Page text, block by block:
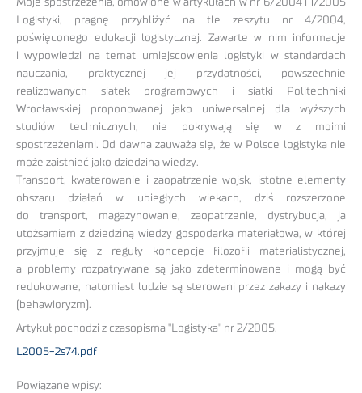
Moje spostrzeżenia, omówione w artykułach w nr 6/2004 i 1/2005
Logistyki, pragnę przybliżyć na tle zeszytu nr 4/2004,
poświęconego edukacji logistycznej. Zawarte w nim informacje
i wypowiedzi na temat umiejscowienia logistyki w standardach
nauczania, praktycznej jej przydatności, powszechnie
realizowanych siatek programowych i siatki Politechniki
Wrocławskiej proponowanej jako uniwersalnej dla wyższych
studiów technicznych, nie pokrywają się w z moimi
spostrzeżeniami. Od dawna zauważa się, że w Polsce logistyka nie
może zaistnieć jako dziedzina wiedzy.
Transport, kwaterowanie i zaopatrzenie wojsk, istotne elementy
obszaru działań w ubiegłych wiekach, dziś rozszerzone
do transport, magazynowanie, zaopatrzenie, dystrybucja, ja
utożsamiam z dziedziną wiedzy gospodarka materiałowa, w której
przyjmuje się z reguły koncepcje filozofii materialistycznej,
a problemy rozpatrywane są jako zdeterminowane i mogą być
redukowane, natomiast ludzie są sterowani przez zakazy i nakazy
(behawioryzm).
Artykuł pochodzi z czasopisma "Logistyka" nr 2/2005.
L2005-2s74.pdf
Powiązane wpisy: